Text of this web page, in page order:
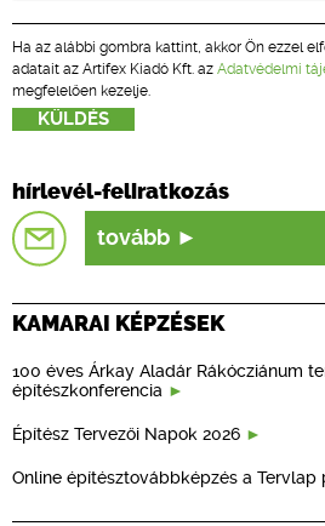
Ha az alábbi gombra kattint, akkor Ön ezzel
adatait az Artifex Kiadó Kft. az Adatvédelmi
megfelelően kezelje.
hírlevél-feliratkozás
tovább
KAMARAI KÉPZÉSEK
100 éves Árkay Aladár Rákócziánum
építészkonferencia
Építész Tervezői Napok 2026
Online építésztovábbképzés a Tervlap